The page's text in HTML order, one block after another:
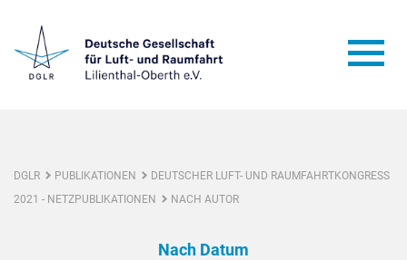
DGLR PUBLIKATIONEN
DEUTSCHER LUFT- UND RAUMFAHRTKONGRESS
2021 - NETZPUBLIKATIONEN
NACH AUTOR
Nach Datum